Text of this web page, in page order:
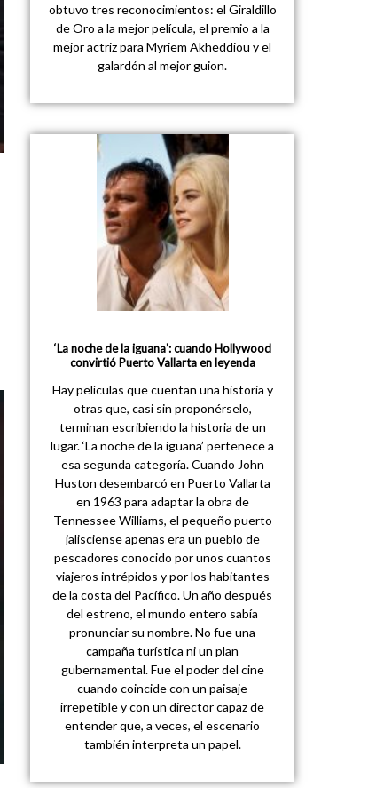
obtuvo tres reconocimientos: el Giraldillo
de Oro a la mejor película, el premio a la
mejor actriz para Myriem Akheddiou y el
galardón al mejor guion.
‘La noche de la iguana’: cuando Hollywood
convirtió Puerto Vallarta en leyenda
Hay películas que cuentan una historia y
otras que, casi sin proponérselo,
terminan escribiendo la historia de un
lugar. ‘La noche de la iguana’ pertenece a
esa segunda categoría. Cuando John
Huston desembarcó en Puerto Vallarta
en 1963 para adaptar la obra de
Tennessee Williams, el pequeño puerto
jalisciense apenas era un pueblo de
pescadores conocido por unos cuantos
viajeros intrépidos y por los habitantes
de la costa del Pacífico. Un año después
del estreno, el mundo entero sabía
pronunciar su nombre. No fue una
campaña turística ni un plan
gubernamental. Fue el poder del cine
cuando coincide con un paisaje
irrepetible y con un director capaz de
entender que, a veces, el escenario
también interpreta un papel.